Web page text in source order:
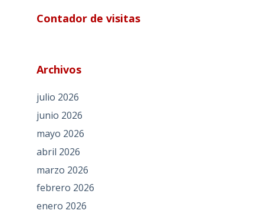
Contador de visitas
Archivos
julio 2026
junio 2026
mayo 2026
abril 2026
marzo 2026
febrero 2026
enero 2026